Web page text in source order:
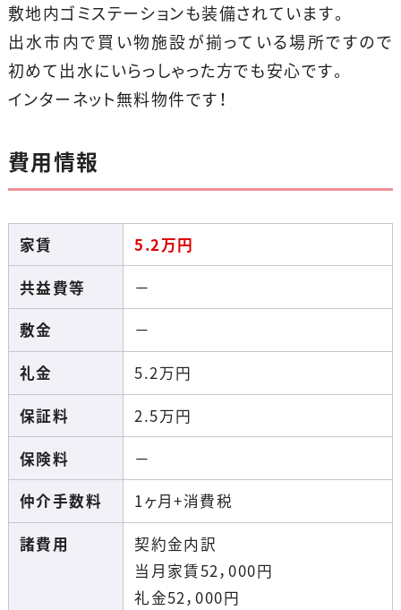
敷地内ゴミステーションも装備されています。
出水市内で買い物施設が揃っている場所ですので
初めて出水にいらっしゃった方でも安心です。
インターネット無料物件です！
費用情報
家賃 5.2万円
共益費等
－
敷金
－
礼金
5.2万円
保証料
2.5万円
保険料
－
仲介手数料
1ヶ月+消費税
諸費用
契約金内訳
当月家賃52，000円
礼金52，000円